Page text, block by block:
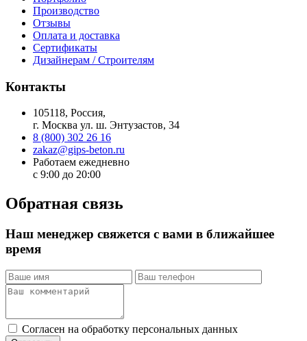
Производство
Отзывы
Оплата и доставка
Сертификаты
Дизайнерам / Строителям
Контакты
105118, Россия,
г. Москва ул. ш. Энтузастов, 34
8 (800) 302 26 16
zakaz@gips-beton.ru
Работаем ежедневно
с 9:00 до 20:00
Обратная связь
Наш менеджер свяжется с вами в ближайшее
время
Согласен на обработку персональных данных